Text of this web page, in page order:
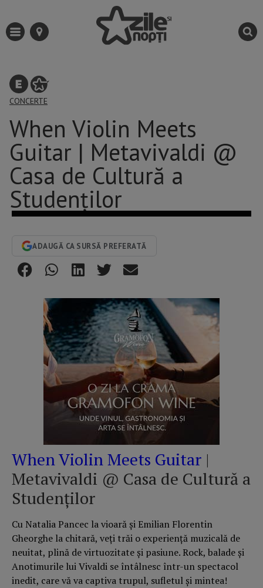
CONCERTE
When Violin Meets
Guitar | Metavivaldi @
Casa de Cultură a
Studenților
ADAUGĂ CA SURSĂ PREFERATĂ
When Violin Meets Guitar |
Metavivaldi @ Casa de Cultură a
Studenților
Cu Natalia Pancec la vioară și Emilian Florentin
Gheorghe la chitară, veți trăi o experiență muzicală de
neuitat, plină de virtuozitate și pasiune. Rock, balade și
Anotimurile lui Vivaldi se întâlnesc într-un spectacol
inedit, care vă va captiva trupul, sufletul și mintea!